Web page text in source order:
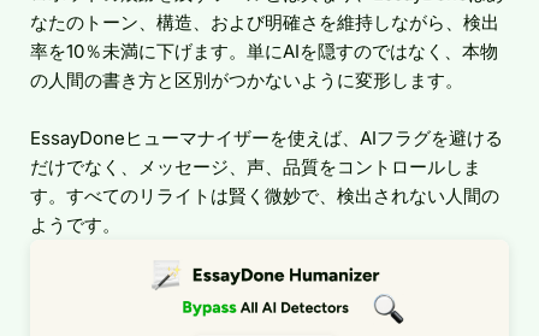
なたのトーン、構造、および明確さを維持しながら、検出
率を10％未満に下げます。単にAIを隠すのではなく、本物
の人間の書き方と区別がつかないように変形します。
EssayDoneヒューマナイザーを使えば、AIフラグを避ける
だけでなく、メッセージ、声、品質をコントロールしま
す。すべてのリライトは賢く微妙で、検出されない人間の
ようです。